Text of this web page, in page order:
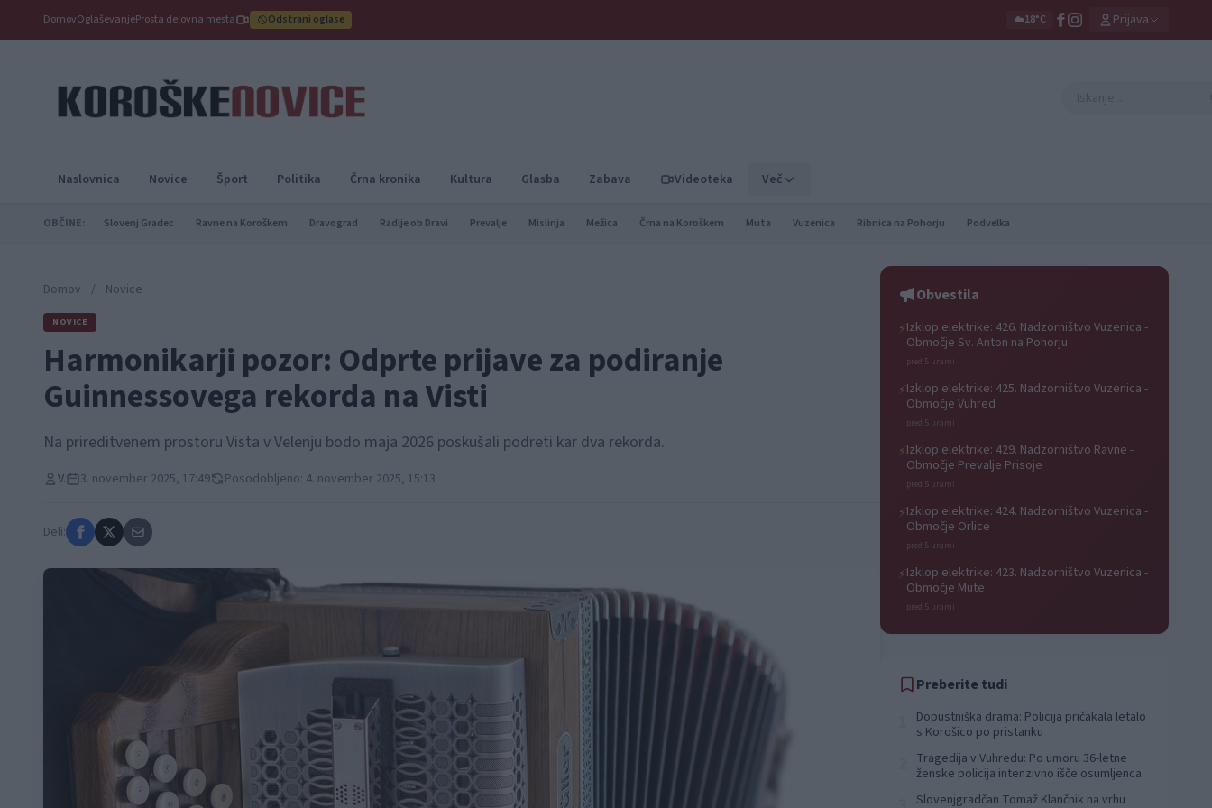
DomovOglaševanjeProsta delovna mesta Odstrani oglase ☁️18°C Prijava
Naslovnica Novice Šport Politika Črna kronika Kultura Glasba Zabava Videoteka Več
OBČINE: Slovenj Gradec Ravne na Koroškem Dravograd Radlje ob Dravi Prevalje Mislinja Mežica Črna na Koroškem Muta Vuzenica Ribnica na Pohorju Podvelka
Domov / Novice
NOVICE
Harmonikarji pozor: Odprte prijave za podiranje
Guinnessovega rekorda na Visti
Na prireditvenem prostoru Vista v Velenju bodo maja 2026 poskušali podreti kar dva rekorda.
V. 3. november 2025, 17:49 Posodobljeno: 4. november 2025, 15:13
Deli:
Obvestila
⚡Izklop elektrike: 426. Nadzorništvo Vuzenica -
Območje Sv. Anton na Pohorju
pred 5 urami
⚡Izklop elektrike: 425. Nadzorništvo Vuzenica -
Območje Vuhred
pred 5 urami
⚡Izklop elektrike: 429. Nadzorništvo Ravne -
Območje Prevalje Prisoje
pred 5 urami
⚡Izklop elektrike: 424. Nadzorništvo Vuzenica -
Območje Orlice
pred 5 urami
⚡Izklop elektrike: 423. Nadzorništvo Vuzenica -
Območje Mute
pred 5 urami
Preberite tudi
Dopustniška drama: Policija pričakala letalo
s Korošico po pristanku
Tragedija v Vuhredu: Po umoru 36-letne
ženske policija intenzivno išče osumljenca
Slovenjgradčan Tomaž Klančnik na vrhu